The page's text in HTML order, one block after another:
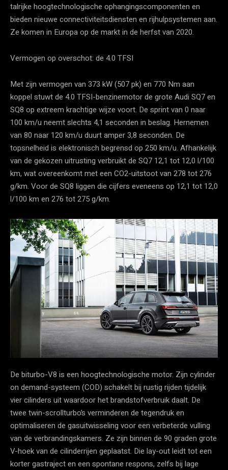
talrijke hoogtechnologische ophangingscomponenten en
bieden nieuwe connectiviteitsdiensten en rijhulpsystemen aan.
Ze komen in Europa op de markt in de herfst van 2020.
Vermogen op overschot: de 4.0 TFSI
Met zijn vermogen van 373 kW (507 pk) en 770 Nm aan
koppel stuwt de 4.0 TFSI-benzinemotor de grote Audi SQ7 en
SQ8 op extreem krachtige wijze voort. De sprint van 0 naar
100 km/u neemt slechts 4,1 seconden in beslag. Hernemen
van 80 naar 120 km/u duurt amper 3,8 seconden. De
topsnelheid is elektronisch begrensd op 250 km/u. Afhankelijk
van de gekozen uitrusting verbruikt de SQ7 12,1 tot 12,0 l/100
km, wat overeenkomt met een CO2-uitstoot van 278 tot 276
g/km. Voor de SQ8 liggen die cijfers eveneens op 12,1 tot 12,0
l/100 km en 276 tot 275 g/km.
De biturbo-V8 is een hoogtechnologische motor. Zijn cylinder
on demand-systeem (COD) schakelt bij rustig rijden tijdelijk
vier cilinders uit waardoor het brandstofverbruik daalt. De
twee twin-scrollturbo’s verminderen de tegendruk en
optimaliseren de gasuitwisseling voor een verbeterde vulling
van de verbrandingskamers. Ze zijn binnen de 90 graden grote
V-hoek van de cilinderrijen geplaatst. Die lay-out leidt tot een
korter gastraject en een spontane respons, zelfs bij lage